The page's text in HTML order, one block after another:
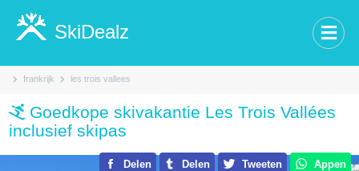
frankrijk les trois vallees
SkiDealz
Goedkope skivakantie Les Trois Vallées
inclusief skipas
Delen Delen Tweeten Appen